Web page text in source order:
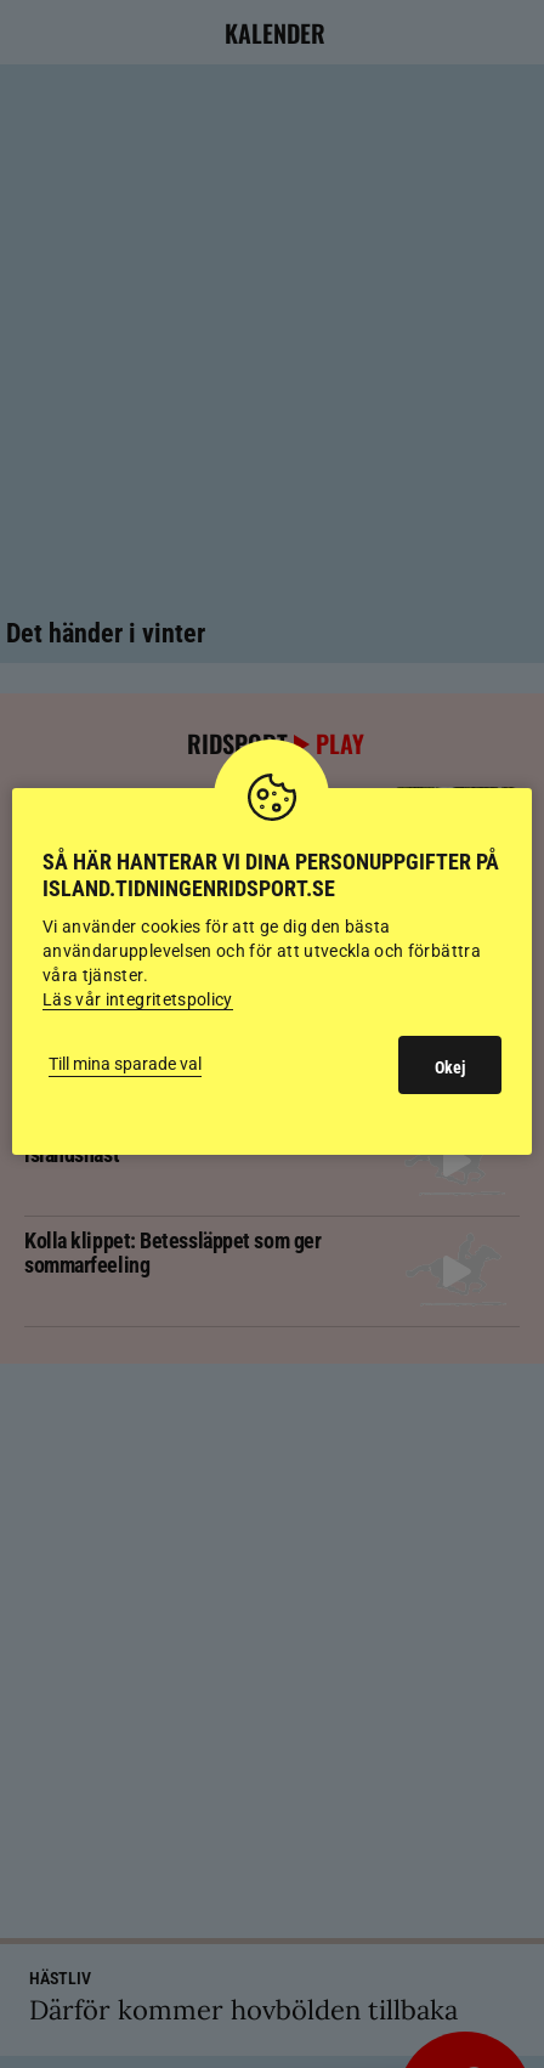
KALENDER
Det händer i vinter
RIDSPORT PLAY
Kolla klippet: Se ritten som gav guldläge
av sexåringarna på Landsmót
Kolla klippet: Gljátoppur-dotterns
islandshäst
Kolla klippet: Betessläppet som ger
sommarfeeling
HÄSTLIV
Därför kommer hovbölden tillbaka
SÅ HÄR HANTERAR VI DINA PERSONUPPGIFTER PÅ
ISLAND.TIDNINGENRIDSPORT.SE
Vi använder cookies för att ge dig den bästa
användarupplevelsen och för att utveckla och förbättra
våra tjänster.
Läs vår integritetspolicy
Till mina sparade val Okej